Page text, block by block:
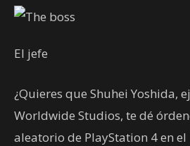
El jefe
¿Quieres que Shuhei Yoshida,
Worldwide Studios, te dé
aleatorio de PlayStation 4 en el